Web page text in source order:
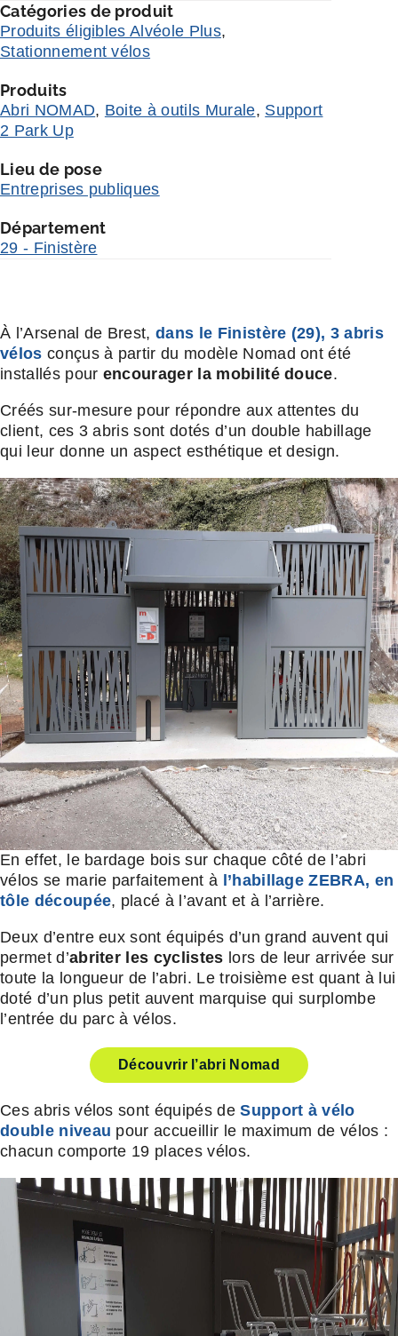
Catégories de produit
Produits éligibles Alvéole Plus,
Stationnement vélos
Produits
Abri NOMAD, Boite à outils Murale, Support
2 Park Up
Lieu de pose
Entreprises publiques
Département
29 - Finistère
À l’Arsenal de Brest,dans le Finistère (29), 3abris
vélos conçus à partir du modèle Nomad ont été
installés pour encourager la mobilité douce.
Créés sur-mesure pour répondre aux attentes du
client, ces 3 abris sont dotés d’un double habillage
qui leur donne un aspect esthétique et design.
En effet, le bardage bois sur chaque côté de l’abri
vélos se marie parfaitement à l’habillage ZEBRA, en
tôle découpée, placé à l’avant et à l’arrière.
Deux d’entre eux sont équipés d’un grand auvent qui
permet d’abriter les cyclistes lors de leur arrivée sur
toute la longueur de l’abri. Le troisième est quant à lui
doté d’un plus petit auvent marquise qui surplombe
l’entrée du parc à vélos.
Découvrir l’abri Nomad
Ces abris vélos sont équipés deSupport à vélo
double niveau pour accueillir le maximum de vélos :
chacun comporte 19 places vélos.